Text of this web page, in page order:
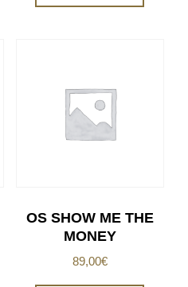
OS SHOW ME THE
MONEY
89,00€